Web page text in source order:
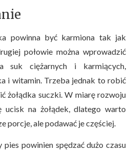
powinna być karmiona tak jak
połowie można wprowadzić
suk ciężarnych i karmiących,
i witamin. Trzeba jednak to robić
żołądka suczki. W miarę rozwoju
ucisk na żołądek, dlatego warto
porcje, ale podawać je częściej.
powinien spędzać dużo czasu